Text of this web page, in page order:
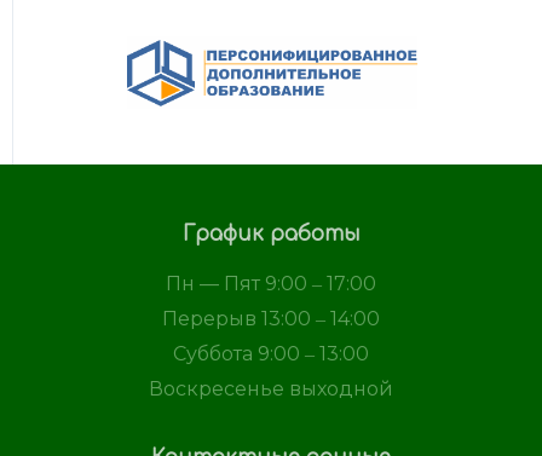
График работы
Пн — Пят 9:00 ‒ 17:00
Перерыв 13:00 ‒ 14:00
Суббота 9:00 ‒ 13:00
Воскресенье выходной